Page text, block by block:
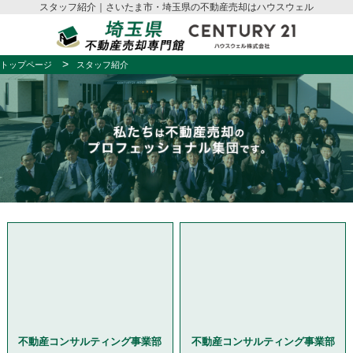
スタッフ紹介｜さいたま市・埼玉県の不動産売却はハウスウェル
トップページ スタッフ紹介
不動産コンサルティング事業部 不動産コンサルティング事業部